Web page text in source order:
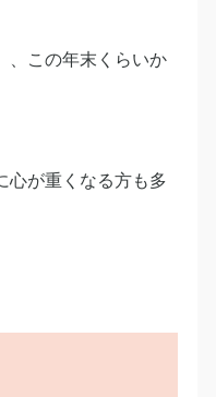
、この年末くらいか
心が重くなる方も多